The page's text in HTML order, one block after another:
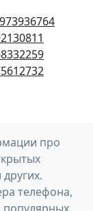
про
телефона,